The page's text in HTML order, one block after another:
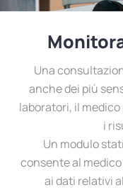
Una
anche dei più
laboratori, il
i
Un modulo
consente al
ai dati relativi